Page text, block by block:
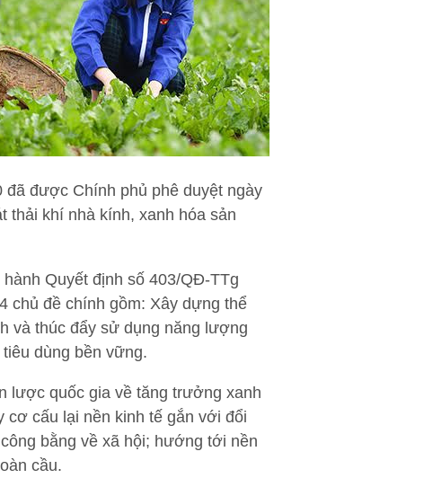
được Chính phủ phê duyệt ngày
thải khí nhà kính, xanh hóa sản
Quyết định số 403/QĐ-TTg
chủ đề chính gồm: Xây dựng thể
và thúc đẩy sử dụng năng lượng
dùng bền vững.
lược quốc gia về tăng trưởng xanh
cơ cấu lại nền kinh tế gắn với đổi
bằng về xã hội; hướng tới nền
cầu.